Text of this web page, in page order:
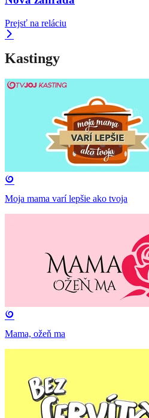
Prejsť na reláciu
Kastingy
Moja mama varí lepšie ako tvoja
Mama, ožeň ma